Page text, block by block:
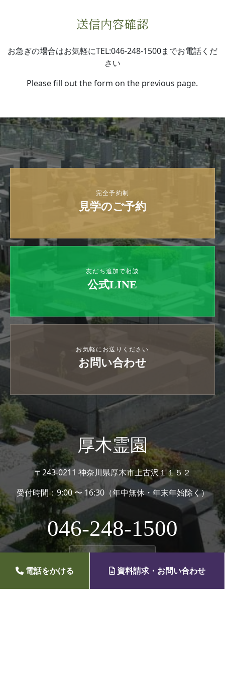
送信内容確認
お急ぎの場合はお気軽にTEL:046-248-1500までお電話くだ
さい
Please fill out the form on the previous page.
完全予約制
見学のご予約
友だち追加で相談
公式LINE
お気軽にお送りください
お問い合わせ
厚木霊園
〒243-0211 神奈川県厚木市上古沢１１５２
受付時間：9:00 〜 16:30（年中無休・年末年始除く）
046-248-1500
電話をかける 資料請求・お問い合わせ